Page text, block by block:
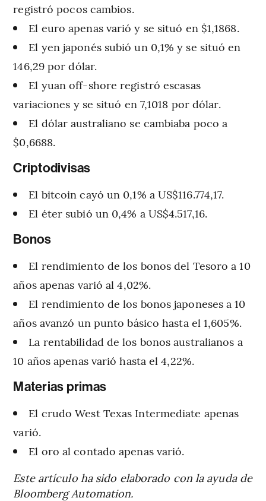
registró pocos cambios.
El euro apenas varió y se situó en $1,1868.
El yen japonés subió un 0,1% y se situó en
146,29 por dólar.
El yuan off-shore registró escasas
variaciones y se situó en 7,1018 por dólar.
El dólar australiano se cambiaba poco a
$0,6688.
Criptodivisas
El bitcoin cayó un 0,1% a US$116.774,17.
El éter subió un 0,4% a US$4.517,16.
Bonos
El rendimiento de los bonos del Tesoro a 10
años apenas varió al 4,02%.
El rendimiento de los bonos japoneses a 10
años avanzó un punto básico hasta el 1,605%.
La rentabilidad de los bonos australianos a
10 años apenas varió hasta el 4,22%.
Materias primas
El crudo West Texas Intermediate apenas
varió.
El oro al contado apenas varió.
Este artículo ha sido elaborado con la ayuda de
Bloomberg Automation.